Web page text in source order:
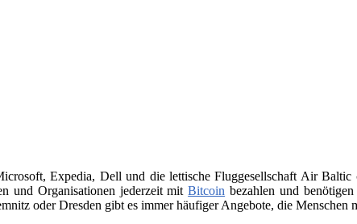
Expedia, Dell und die lettische Fluggesellschaft Air
und Organisationen jederzeit mitBitcoin bezahlen und
oder Dresden gibt es immer häufiger Angebote, die Menschen